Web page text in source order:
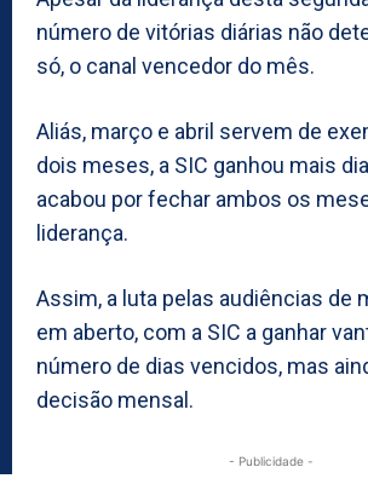
número de vitórias diárias não
só, o canal vencedor do mês.
Aliás, março e abril servem de
dois meses, a SIC ganhou mais
acabou por fechar ambos os
liderança.
Assim, a luta pelas audiências de
em aberto, com a SIC a ganhar
número de dias vencidos, mas
decisão mensal.
- Publicidade -